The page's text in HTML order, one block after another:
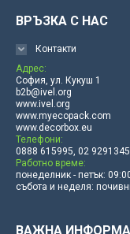
ВРЪЗКА С НАС
Контакти
Адрес:
София, ул. Кукуш 1
b2b@ivel.org
www.ivel.org
www.myecopack.com
www.decorbox.eu
Телефони:
0888 615995, 02 9291345
Работно време:
понеделник - петък:
събота и неделя:
ВАЖНА